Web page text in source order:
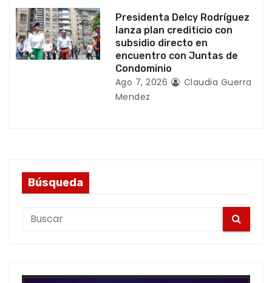
s
Presidenta Delcy Rodríguez
lanza plan crediticio con
subsidio directo en
encuentro con Juntas de
Condominio
Ago 7, 2026
Claudia Guerra
Mendez
Búsqueda